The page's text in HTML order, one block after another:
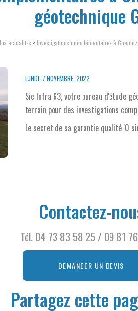
géotechnique
actualités > Investigations complémentaires à
LUNDI, 7 NOVEMBRE, 2022
Sic Infra 63, votre bureau d'étude
terrain pour des investigations
Le secret de sa garantie qualité '0
Contactez-
Tél.04 73 83 58 25/ 09 81
DEMANDER UN DEVIS
Partagez cette